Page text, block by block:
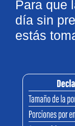
Para que
día sin
estás